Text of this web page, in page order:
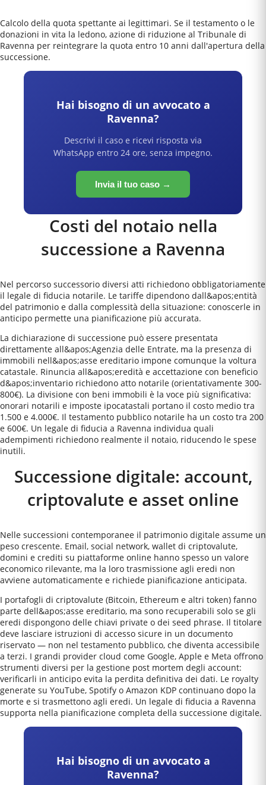
Calcolo della quota spettante ai legittimari. Se il testamento o le
donazioni in vita la ledono, azione di riduzione al Tribunale di
Ravenna per reintegrare la quota entro 10 anni dall'apertura della
successione.
Hai bisogno di un avvocato a
Ravenna?
Descrivi il caso e ricevi risposta via
WhatsApp entro 24 ore, senza impegno.
Invia il tuo caso →
Costi del notaio nella
successione a Ravenna
Nel percorso successorio diversi atti richiedono obbligatoriamente
il legale di fiducia notarile. Le tariffe dipendono dall&apos;entità
del patrimonio e dalla complessità della situazione: conoscerle in
anticipo permette una pianificazione più accurata.
La dichiarazione di successione può essere presentata
direttamente all&apos;Agenzia delle Entrate, ma la presenza di
immobili nell&apos;asse ereditario impone comunque la voltura
catastale. Rinuncia all&apos;eredità e accettazione con beneficio
d&apos;inventario richiedono atto notarile (orientativamente 300-
800€). La divisione con beni immobili è la voce più significativa:
onorari notarili e imposte ipocatastali portano il costo medio tra
1.500 e 4.000€. Il testamento pubblico notarile ha un costo tra 200
e 600€. Un legale di fiducia a Ravenna individua quali
adempimenti richiedono realmente il notaio, riducendo le spese
inutili.
Successione digitale: account,
criptovalute e asset online
Nelle successioni contemporanee il patrimonio digitale assume un
peso crescente. Email, social network, wallet di criptovalute,
domini e crediti su piattaforme online hanno spesso un valore
economico rilevante, ma la loro trasmissione agli eredi non
avviene automaticamente e richiede pianificazione anticipata.
I portafogli di criptovalute (Bitcoin, Ethereum e altri token) fanno
parte dell&apos;asse ereditario, ma sono recuperabili solo se gli
eredi dispongono delle chiavi private o dei seed phrase. Il titolare
deve lasciare istruzioni di accesso sicure in un documento
riservato — non nel testamento pubblico, che diventa accessibile
a terzi. I grandi provider cloud come Google, Apple e Meta offrono
strumenti diversi per la gestione post mortem degli account:
verificarli in anticipo evita la perdita definitiva dei dati. Le royalty
generate su YouTube, Spotify o Amazon KDP continuano dopo la
morte e si trasmettono agli eredi. Un legale di fiducia a Ravenna
supporta nella pianificazione completa della successione digitale.
Hai bisogno di un avvocato a
Ravenna?